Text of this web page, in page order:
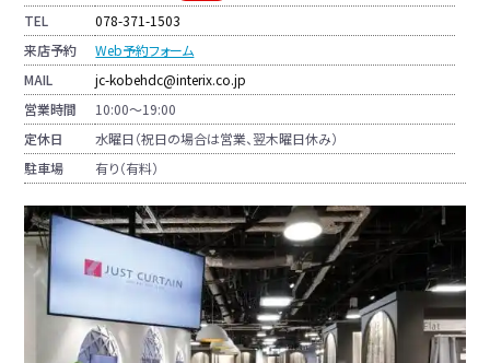
TEL
078-371-1503
来店予約
Web予約フォーム
MAIL
jc-kobehdc@interix.co.jp
営業時間
10:00～19:00
定休日
水曜日（祝日の場合は営業、翌木曜日休み）
駐車場
有り（有料）